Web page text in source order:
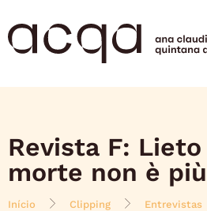
Revista F:
morte non è
Início Clipping
Entrevistas